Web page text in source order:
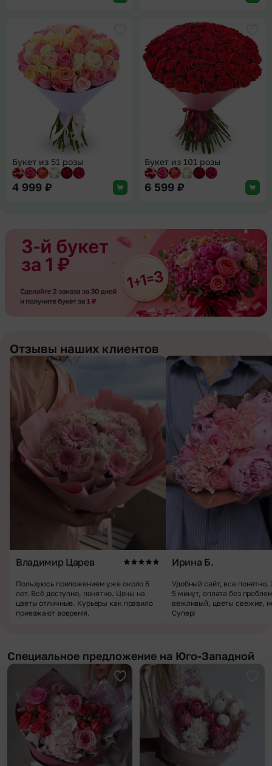
Добавить в избранное
Букет из 51 розы
4 999 ₽
Букет из 101 розы
6 599 ₽
Отзывы наших клиентов
Владимир Царев
Пользуюсь приложением уже около 6
лет. Всё доступно, понятно. Цены на
цветы отличные. Курьеры как правило
приезжают вовремя.
Ирина Б.
Удобный сайт, все понятно.
5 минут, оплата без
вежливый, цветы свежие,
Супер!
Специальное предложение на Юго-Западной
Добавить в избранное